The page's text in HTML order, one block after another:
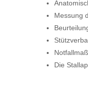
Messung
Die